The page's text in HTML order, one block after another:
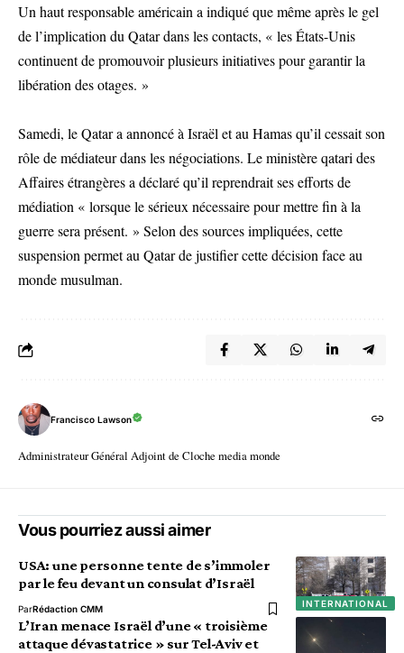
Un haut responsable américain a indiqué que même après le gel
de l’implication du Qatar dans les contacts, « les États-Unis
continuent de promouvoir plusieurs initiatives pour garantir la
libération des otages. »
Samedi, le Qatar a annoncé à Israël et au Hamas qu’il cessait son
rôle de médiateur dans les négociations. Le ministère qatari des
Affaires étrangères a déclaré qu’il reprendrait ses efforts de
médiation « lorsque le sérieux nécessaire pour mettre fin à la
guerre sera présent. » Selon des sources impliquées, cette
suspension permet au Qatar de justifier cette décision face au
monde musulman.
Francisco Lawson
Administrateur Général Adjoint de Cloche media monde
Vous pourriez aussi aimer
INTERNATIONAL
USA: une personne tente de s’immoler
par le feu devant un consulat d’Israël
ParRédaction CMM
L’Iran menace Israël d’une « troisième
attaque dévastatrice » sur Tel-Aviv et